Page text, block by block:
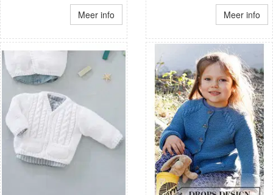
Meer info Meer info